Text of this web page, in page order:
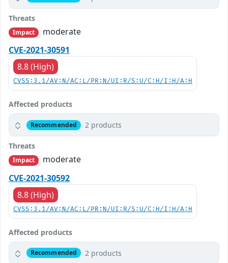
Threats
Impact
moderate
CVE-2021-30591
8.8 (High)
CVSS:3.1/AV:N/AC:L/PR:N/UI:R/S:U/C:H/I:H/A:H
Affected products
Recommended 2 products
Threats
Impact
moderate
CVE-2021-30592
8.8 (High)
CVSS:3.1/AV:N/AC:L/PR:N/UI:R/S:U/C:H/I:H/A:H
Affected products
Recommended 2 products